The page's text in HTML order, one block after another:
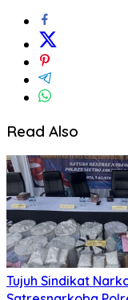
Read Also
Tujuh Sindikat